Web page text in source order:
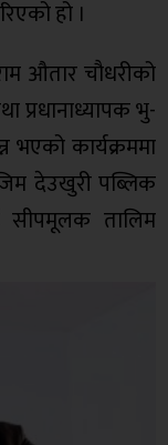
हो ।
औतार चौधरीको
प्रधानाध्यापक भु-
भएको कार्यक्रममा
देउखुरी पब्लिक
सीपमूलक तालिम